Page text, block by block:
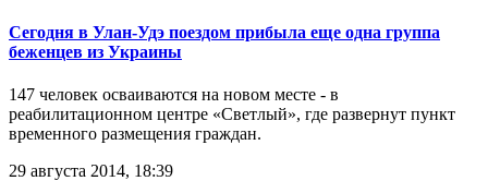
Сегодня в Улан-Удэ поездом прибыла еще одна группа
беженцев из Украины
147 человек осваиваются на новом месте - в
реабилитационном центре «Светлый», где развернут пункт
временного размещения граждан.
29 августа 2014, 18:39